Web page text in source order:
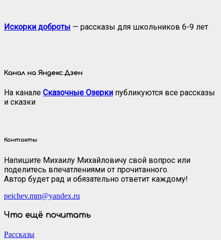
Искорки доброты — рассказы для школьников 6-9 лет
Канал на Яндекс.Дзен
На канале Сказочные Озерки публикуются все рассказы
и сказки
Контакты
Напишите Михаилу Михайловичу свой вопрос или
поделитесь впечатлениями от прочитанного.
Автор будет рад и обязательно ответит каждому!
peichev.mm@yandex.ru
Что ещё почитать
Рассказы